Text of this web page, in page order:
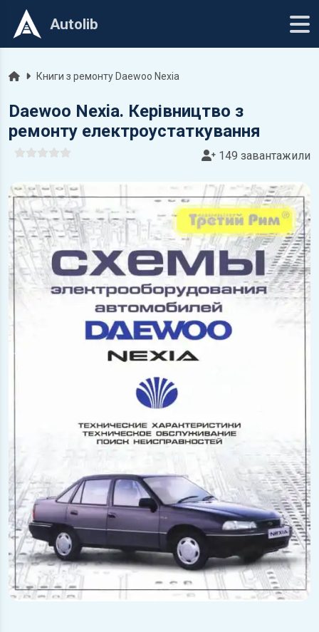
Autolib
ГоловнаКниги з ремонту Daewoo Nexia
Daewoo Nexia. Керівництво з
ремонту електроустаткування
149 завантажили